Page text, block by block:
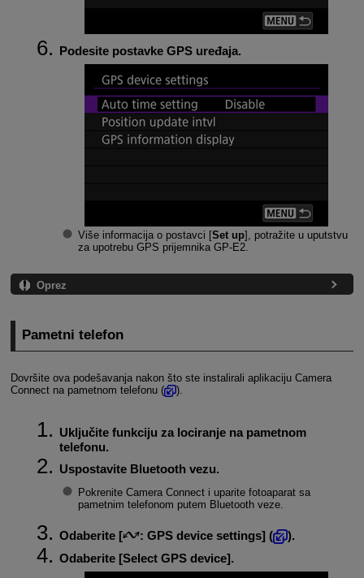
Podesite postavke GPS uređaja.
Više informacija o postavci [Set up], potražite u uputstvu
za upotrebu GPS prijemnika GP-E2.
Oprez
Pametni telefon
Dovršite ova podešavanja nakon što ste instalirali aplikaciju Camera
Connect na pametnom telefonu (
).
Uključite funkciju za lociranje na pametnom
telefonu.
Uspostavite Bluetooth vezu.
Pokrenite Camera Connect i uparite fotoaparat sa
pametnim telefonom putem Bluetooth veze.
Odaberite [ : GPS device settings] (
).
Odaberite [Select GPS device].